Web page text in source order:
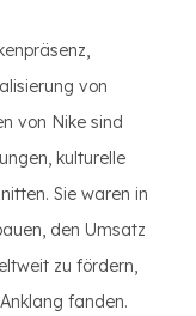
von
von Nike sind
kulturelle
Sie waren in
den Umsatz
zu fördern,
fanden.